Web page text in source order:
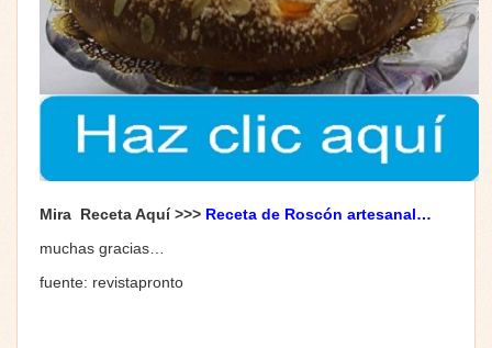
Mira Receta Aquí >>> Receta de Roscón artesanal…
muchas gracias…
fuente: revistapronto